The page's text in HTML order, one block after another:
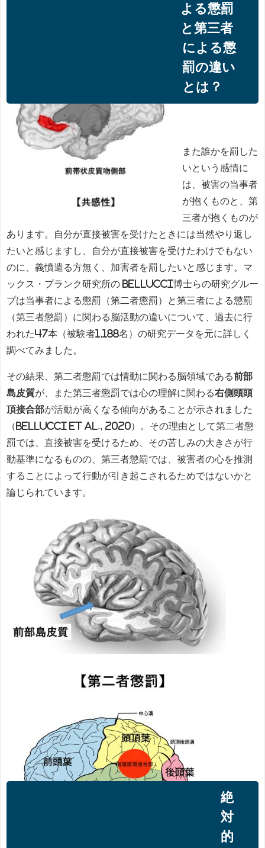
よる懲罰
と第三者
による懲
罰の違い
とは？
また誰かを罰した
いという感情に
は、被害の当事者
が抱くものと、第
三者が抱くものが
あります。自分が直接被害を受けたときには当然やり返し
たいと感じますし、自分が直接被害を受けたわけでもない
のに、義憤遣る方無く、加害者を罰したいと感じます。マ
ックス・プランク研究所の Bellucci博士らの研究グルー
プは当事者による懲罰（第二者懲罰）と第三者による懲罰
（第三者懲罰）に関わる脳活動の違いについて、過去に行
われた47本（被験者1,188名）の研究データを元に詳しく
調べてみました。
その結果、第二者懲罰では情動に関わる脳領域である前部
島皮質が、また第三者懲罰では心の理解に関わる右側頭頭
頂接合部が活動が高くなる傾向があることが示されました
（Bellucci et al., 2020）。その理由として第二者懲
罰では、直接被害を受けるため、その苦しみの大きさが行
動基準になるものの、第三者懲罰では、被害者の心を推測
することによって行動が引き起こされるためではないかと
論じられています。
絶
対
的